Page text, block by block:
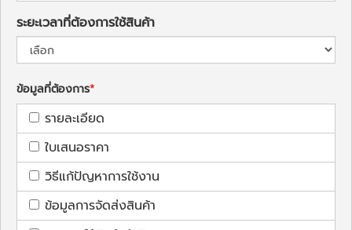
ระยะเวลาที่ต้องการใช้สินค้า
ข้อมูลที่ต้องการ
รายละเอียด
ใบเสนอราคา
วิธีแก้ปัญหาการใช้งาน
ข้อมูลการจัดส่งสินค้า